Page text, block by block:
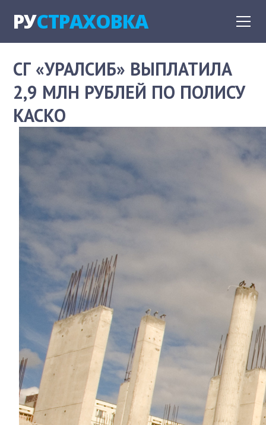
РУСТРАХОВКА
СГ «УРАЛСИБ» ВЫПЛАТИЛА
2,9 МЛН РУБЛЕЙ ПО ПОЛИСУ
КАСКО